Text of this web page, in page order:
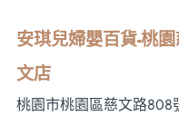
安琪兒婦嬰百貨-桃
文店
桃園市桃園區慈文路808